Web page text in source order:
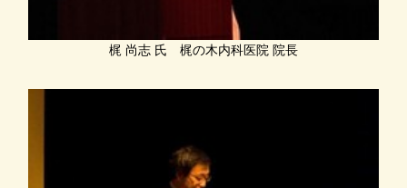
梶 尚志 氏 梶の木内科医院 院長